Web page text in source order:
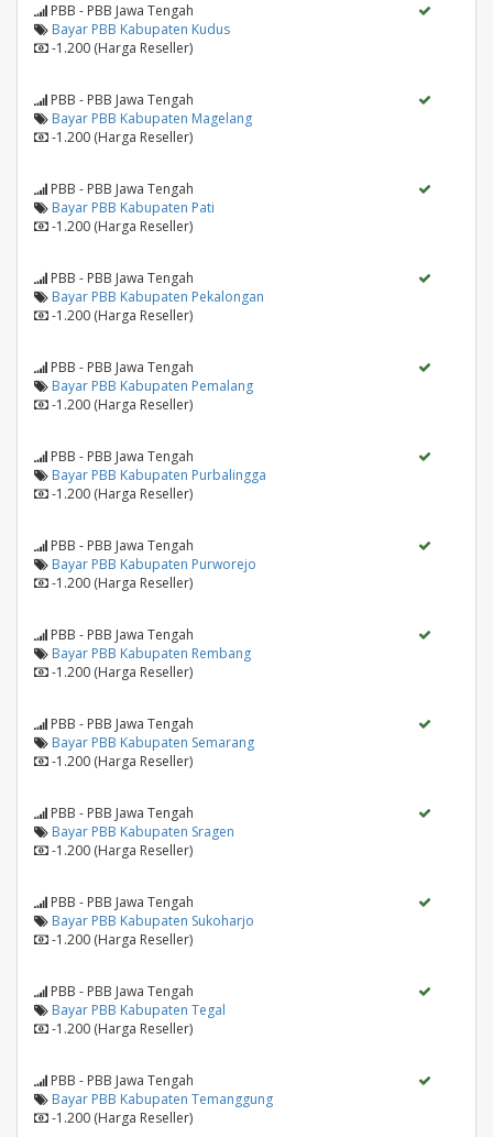
PBB - PBB Jawa Tengah
Bayar PBB Kabupaten Kudus
-1.200 (Harga Reseller)
PBB - PBB Jawa Tengah
Bayar PBB Kabupaten Magelang
-1.200 (Harga Reseller)
PBB - PBB Jawa Tengah
Bayar PBB Kabupaten Pati
-1.200 (Harga Reseller)
PBB - PBB Jawa Tengah
Bayar PBB Kabupaten Pekalongan
-1.200 (Harga Reseller)
PBB - PBB Jawa Tengah
Bayar PBB Kabupaten Pemalang
-1.200 (Harga Reseller)
PBB - PBB Jawa Tengah
Bayar PBB Kabupaten Purbalingga
-1.200 (Harga Reseller)
PBB - PBB Jawa Tengah
Bayar PBB Kabupaten Purworejo
-1.200 (Harga Reseller)
PBB - PBB Jawa Tengah
Bayar PBB Kabupaten Rembang
-1.200 (Harga Reseller)
PBB - PBB Jawa Tengah
Bayar PBB Kabupaten Semarang
-1.200 (Harga Reseller)
PBB - PBB Jawa Tengah
Bayar PBB Kabupaten Sragen
-1.200 (Harga Reseller)
PBB - PBB Jawa Tengah
Bayar PBB Kabupaten Sukoharjo
-1.200 (Harga Reseller)
PBB - PBB Jawa Tengah
Bayar PBB Kabupaten Tegal
-1.200 (Harga Reseller)
PBB - PBB Jawa Tengah
Bayar PBB Kabupaten Temanggung
-1.200 (Harga Reseller)